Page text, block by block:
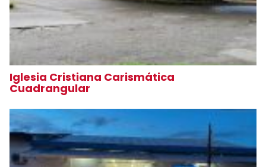
Iglesia Cristiana Carismática
Cuadrangular